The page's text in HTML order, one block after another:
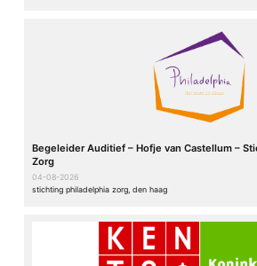
Begeleider Auditief – Hofje van Castellum –
Zorg
04-08-2026
stichting philadelphia zorg, den haag